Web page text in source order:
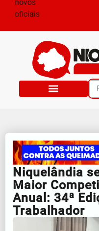
Niquelândia
Maior
Anual: 34ª
Trabalhador